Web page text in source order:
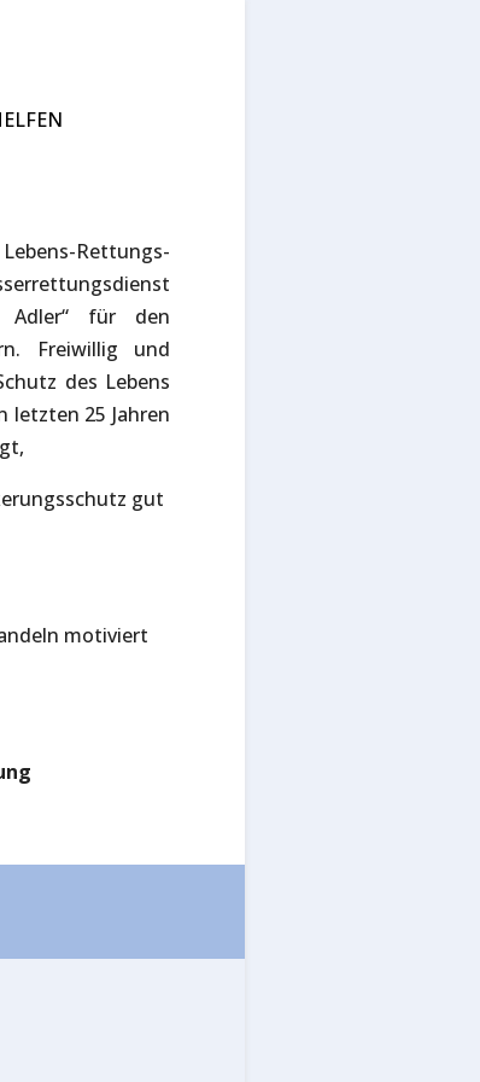
Rettungs-
Adler“ für den
Freiwillig und
des Lebens
letzten 25 Jahren
gut
motiviert